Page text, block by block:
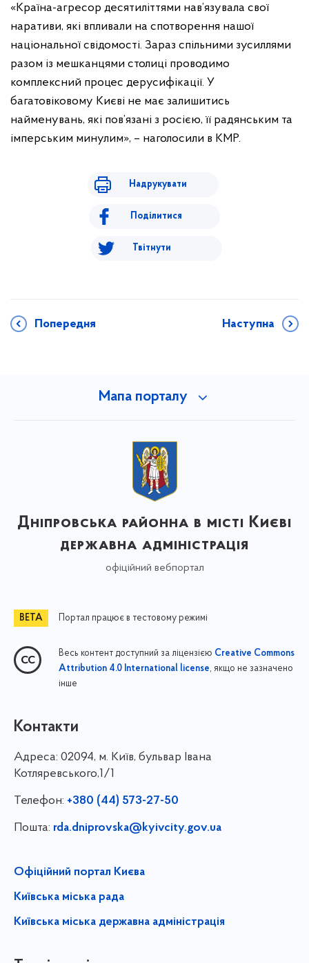
«Країна-агресор десятиліттями нав’язувала свої
наративи, які впливали на спотворення нашої
національної свідомості. Зараз спільними зусиллями
разом із мешканцями столиці проводимо
комплексний процес дерусифікації. У
багатовіковому Києві не має залишитись
найменувань, які пов’язані з росією, її радянським та
імперським минулим», – наголосили в КМР.
Надрукувати
Поділитися
Твітнути
Попередня Наступна
Мапа порталу
Дніпровська районна в місті Києві
державна адміністрація
офіційний вебпортал
Портал працює в тестовому режимі
Весь контент доступний за ліцензією Creative Commons
Attribution 4.0 International license, якщо не зазначено
інше
Контакти
Адреса: 02094, м. Київ, бульвар Івана
Котляревського,1/1
Телефон: +380 (44) 573-27-50
Пошта: rda.dniprovska@kyivcity.gov.ua
Офіційний портал Києва
Київська міська рада
Київська міська державна адміністрація